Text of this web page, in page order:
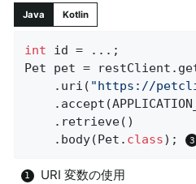
Java Kotlin
int id = ...;
Pet pet =
	.uri(
"https://
	.body(Pet
. class) ;
URI 変数の使用